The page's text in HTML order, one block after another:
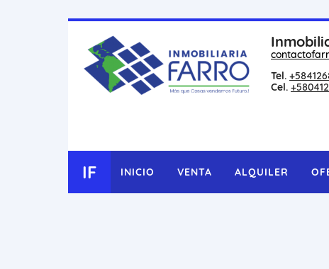
Tel.
Cel.
IF INICIO VENTA ALQUILER